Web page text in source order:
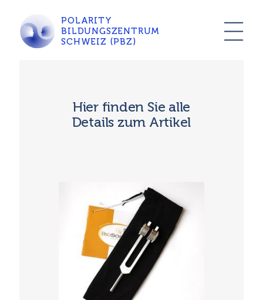
POLARITY
BILDUNGSZENTRUM
SCHWEIZ (PBZ)
Hier finden Sie alle
Details zum Artikel